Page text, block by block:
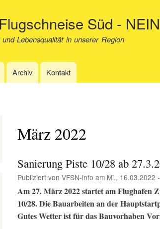
Süd -
Lebensqualität in unserer Region
Archiv Kontakt
März 2022
Sanierung Piste 10/28 ab
Publiziert von VFSN-info am Mi., 16.03.2022
Am 27. März 2022 startet am Flughafen
10/28. Die Bauarbeiten an der
Gutes Wetter ist für das Bauvorhaben